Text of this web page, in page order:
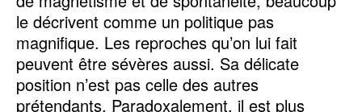
le décrivent comme un politique pas
magnifique. Les reproches qu’on lui fait
peuvent être sévères aussi. Sa délicate
position n’est pas celle des autres
prétendants. Paradoxalement, il est plus